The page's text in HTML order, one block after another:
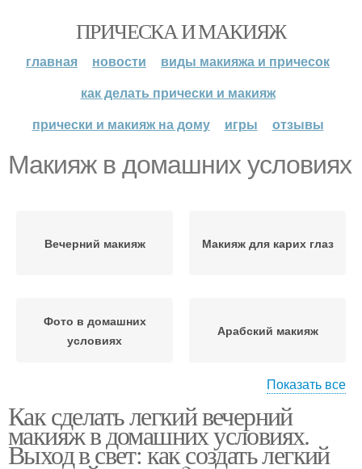
ПРИЧЕСКА И МАКИЯЖ
главная новости
виды макияжа и причесок
как делать прически и макияж
прически и макияж на дому
игры отзывы
Макияж в домашних условиях
Вечерний макияж Макияж для карих глаз
Фото в домашних
условиях
Арабский макияж
глаз
Нежный макияж
Показать все
Как сделать легкий вечерний
макияж в домашних условиях.
Выход в свет: как создать легкий